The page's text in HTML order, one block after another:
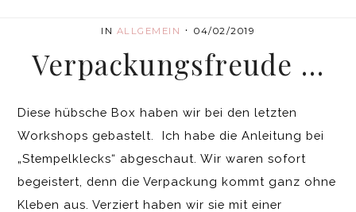
IN ALLGEMEIN · 04/02/2019
Verpackungsfreude …
Diese hübsche Box haben wir bei den letzten
Workshops gebastelt. Ich habe die Anleitung bei
„Stempelklecks“ abgeschaut. Wir waren sofort
begeistert, denn die Verpackung kommt ganz ohne
Kleben aus. Verziert haben wir sie mit einer